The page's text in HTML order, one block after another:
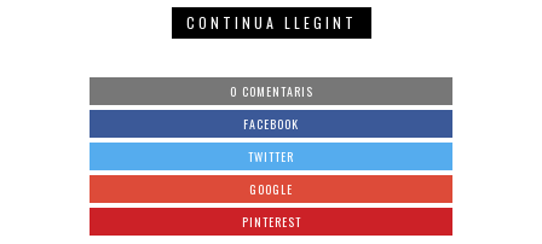
CONTINUA LLEGINT
0 COMENTARIS
FACEBOOK
TWITTER
GOOGLE
PINTEREST